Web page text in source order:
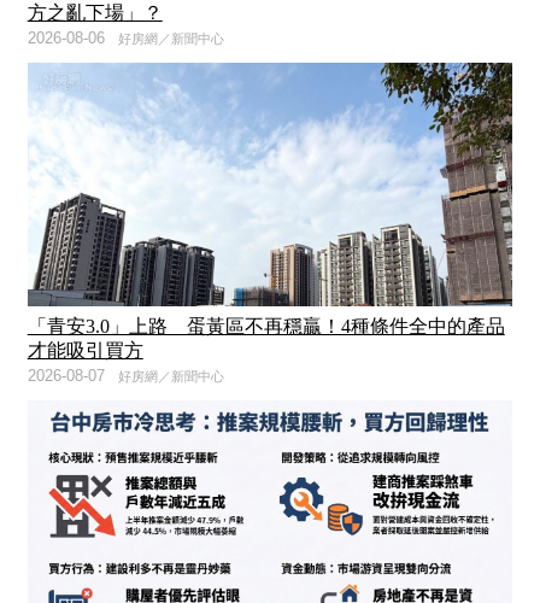
方之亂下場」？
好房網／新聞中心
2026-08-06
「青安3.0」上路 蛋黃區不再穩贏！4種條件全中的產品
才能吸引買方
好房網／新聞中心
2026-08-07